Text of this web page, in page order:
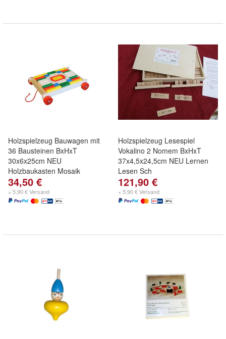
Holzspielzeug Bauwagen mit
36 Bausteinen BxHxT
30x6x25cm NEU
Holzbaukasten Mosaik
34,50 €
+ 5,90 € Versand
Holzspielzeug Lesespiel
Vokalino 2 Nomem BxHxT
37x4,5x24,5cm NEU Lernen
Lesen Sch
121,90 €
+ 5,90 € Versand